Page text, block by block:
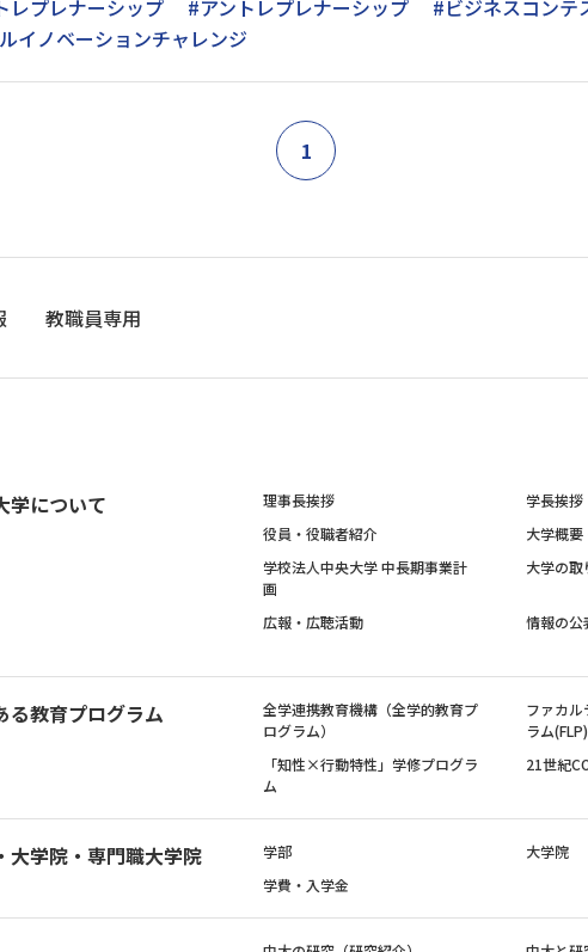
レプレナーシップ
#アントレプレナーシップ
#ビジネスコンテ
イノベーションチャレンジ
1
教職員専用
学について 理事長挨拶 学長挨拶
役員・役職者紹介
大学概要
学校法人中央大学 中長期事業計
画
大学の取
広報・広聴活動 情報の公
る教育プログラム
全学連携教育機構（全学的教育プ
ログラム）
ファカル
ラム(FLP)
「知性×行動特性」学修プログラ
ム
21世紀
大学院・専門職大学院 学部 大学院
学費・入学金